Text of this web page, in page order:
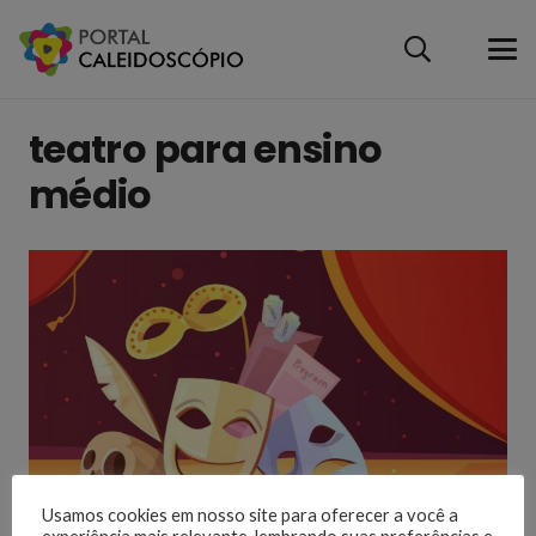
teatro para ensino
médio
Usamos cookies em nosso site para oferecer a você a